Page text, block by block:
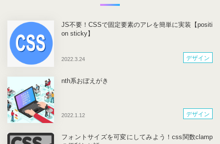
2022.3.24
JS不要！CSSで固定要素のアレを簡単に実装【positi
on sticky】
デザイン
2022.1.12
nth系おぼえがき
デザイン
フォントサイズを可変にしてみよう！css関数clamp